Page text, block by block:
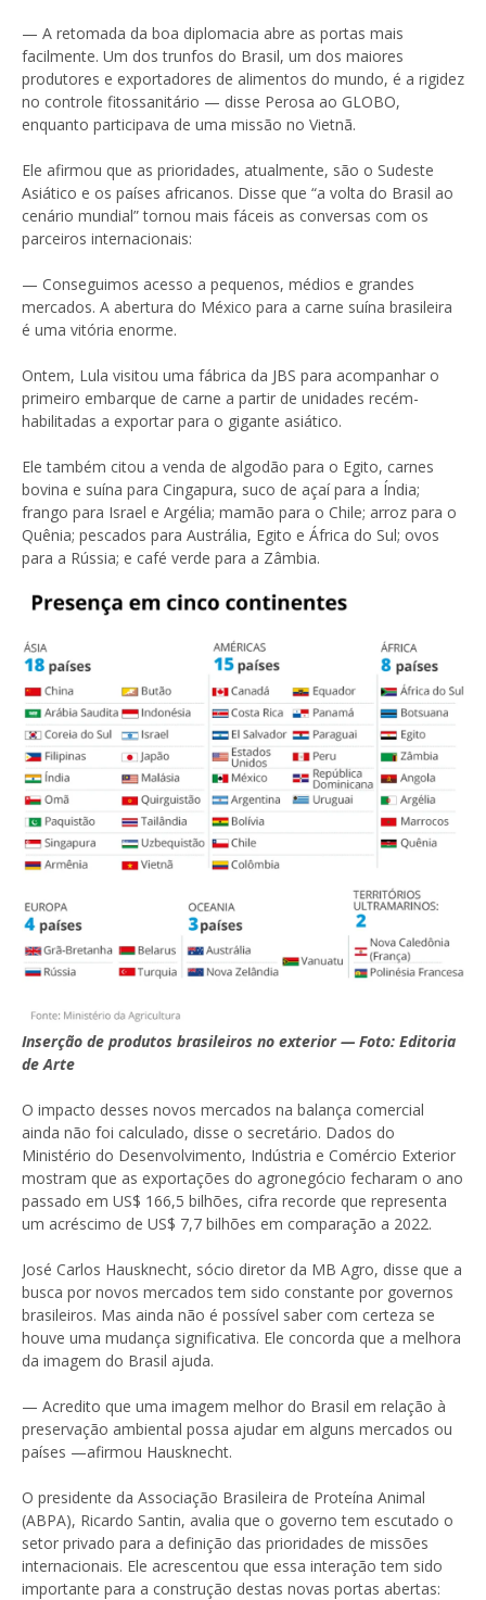
— A retomada da boa diplomacia abre as portas mais
facilmente. Um dos trunfos do Brasil, um dos maiores
produtores e exportadores de alimentos do mundo, é a rigidez
no controle fitossanitário — disse Perosa ao GLOBO,
enquanto participava de uma missão no Vietnã.
Ele afirmou que as prioridades, atualmente, são o Sudeste
Asiático e os países africanos. Disse que “a volta do Brasil ao
cenário mundial” tornou mais fáceis as conversas com os
parceiros internacionais:
— Conseguimos acesso a pequenos, médios e grandes
mercados. A abertura do México para a carne suína brasileira
é uma vitória enorme.
Ontem, Lula visitou uma fábrica da JBS para acompanhar o
primeiro embarque de carne a partir de unidades recém-
habilitadas a exportar para o gigante asiático.
Ele também citou a venda de algodão para o Egito, carnes
bovina e suína para Cingapura, suco de açaí para a Índia;
frango para Israel e Argélia; mamão para o Chile; arroz para o
Quênia; pescados para Austrália, Egito e África do Sul; ovos
para a Rússia; e café verde para a Zâmbia.
Inserção de produtos brasileiros no exterior — Foto: Editoria
de Arte
O impacto desses novos mercados na balança comercial
ainda não foi calculado, disse o secretário. Dados do
Ministério do Desenvolvimento, Indústria e Comércio Exterior
mostram que as exportações do agronegócio fecharam o ano
passado em US$ 166,5 bilhões, cifra recorde que representa
um acréscimo de US$ 7,7 bilhões em comparação a 2022.
José Carlos Hausknecht, sócio diretor da MB Agro, disse que a
busca por novos mercados tem sido constante por governos
brasileiros. Mas ainda não é possível saber com certeza se
houve uma mudança significativa. Ele concorda que a melhora
da imagem do Brasil ajuda.
— Acredito que uma imagem melhor do Brasil em relação à
preservação ambiental possa ajudar em alguns mercados ou
países —afirmou Hausknecht.
O presidente da Associação Brasileira de Proteína Animal
(ABPA), Ricardo Santin, avalia que o governo tem escutado o
setor privado para a definição das prioridades de missões
internacionais. Ele acrescentou que essa interação tem sido
importante para a construção destas novas portas abertas: